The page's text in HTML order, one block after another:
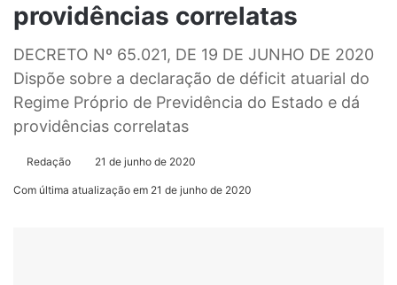
providências correlatas
DECRETO Nº 65.021, DE 19 DE JUNHO DE 2020
Dispõe sobre a declaração de déficit atuarial do
Regime Próprio de Previdência do Estado e dá
providências correlatas
Redação 21 de junho de 2020
Com última atualização em 21 de junho de 2020